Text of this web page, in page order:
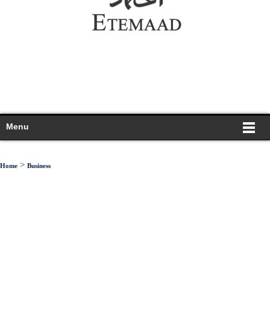
Menu
Home > Business